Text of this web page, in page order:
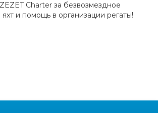
Charter за безвозмездное
и помощь в организации регаты!